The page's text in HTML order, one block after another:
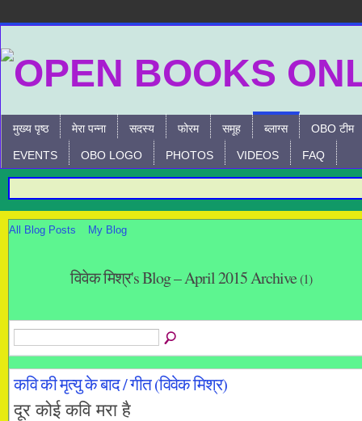
मुख्य पृष्ठ मेरा पन्ना सदस्य फोरम समूह ब्लाग्स OBO टीम
EVENTS OBO LOGO PHOTOS VIDEOS FAQ
All Blog Posts My Blog
विवेक मिश्र's Blog – April 2015 Archive(1)
कवि की मृत्यु के बाद / गीत (विवेक मिश्र)
दूर कोई कवि मरा है